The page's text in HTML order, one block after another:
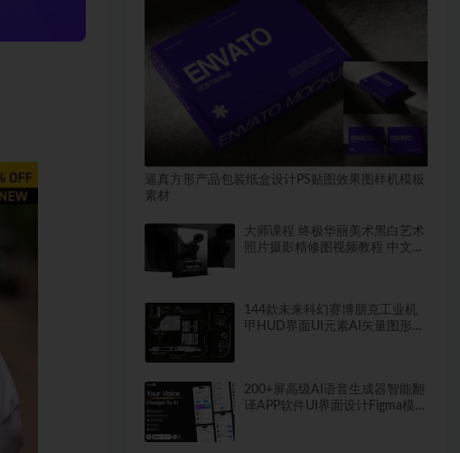
逼真方形产品包装纸盒设计PS贴图效果图样机模板
素材
大师课程 终极华丽美术黑白艺术
照片摄影精修图视频教程 中文字
144款未来科幻赛博朋克工业机
甲HUD界面UI元素AI矢量图形设
200+屏高级AI语音生成器智能翻
译APP软件UI界面设计Figma模板